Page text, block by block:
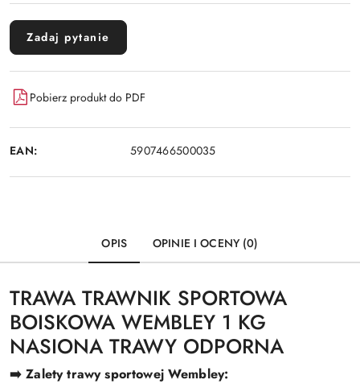
Zadaj pytanie
Pobierz produkt do PDF
EAN: 5907466500035
OPIS OPINIE I OCENY (0)
‍TRAWA TRAWNIK SPORTOWA
BOISKOWA WEMBLEY 1 KG
NASIONA TRAWY ODPORNA ‍
➡️ Zalety trawy sportowej Wembley: